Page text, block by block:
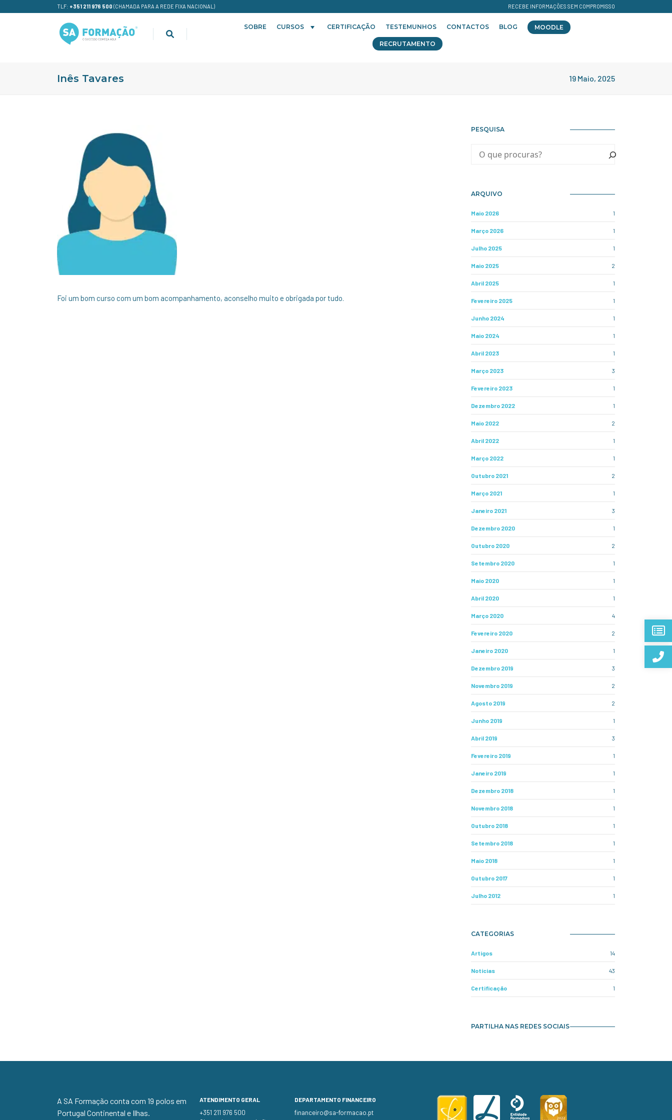
TLF: +351 211 976 500 (CHAMADA PARA A REDE FIXA NACIONAL) RECEBE INFORMAÇÕES SEM COMPROMISSO
SOBRE CURSOS CERTIFICAÇÃO TESTEMUNHOS CONTACTOS BLOG MOODLE
RECRUTAMENTO
Inês Tavares 19 Maio, 2025
Foi um bom curso com um bom acompanhamento, aconselho muito e obrigada por tudo.
PESQUISA
ARQUIVO
Maio 2026 1
Março 2026 1
Julho 2025 1
Maio 2025 2
Abril 2025 1
Fevereiro 2025 1
Junho 2024 1
Maio 2024 1
Abril 2023 1
Março 2023 3
Fevereiro 2023 1
Dezembro 2022 1
Maio 2022 2
Abril 2022 1
Março 2022 1
Outubro 2021 2
Março 2021 1
Janeiro 2021 3
Dezembro 2020 1
Outubro 2020 2
Setembro 2020 1
Maio 2020 1
Abril 2020 1
Março 2020 4
Fevereiro 2020 2
Janeiro 2020 1
Dezembro 2019 3
Novembro 2019 2
Agosto 2019 2
Junho 2019 1
Abril 2019 3
Fevereiro 2019 1
Janeiro 2019 1
Dezembro 2018 1
Novembro 2018 1
Outubro 2018 1
Setembro 2018 1
Maio 2018 1
Outubro 2017 1
Julho 2012 1
CATEGORIAS
Artigos 14
Notícias 43
Certificação 1
PARTILHA NAS REDES SOCIAIS
A SA Formação conta com 19 polos em
Portugal Continental e Ilhas.
ATENDIMENTO GERAL
+351 211 976 500
DEPARTAMENTO FINANCEIRO
financeiro@sa-formacao.pt